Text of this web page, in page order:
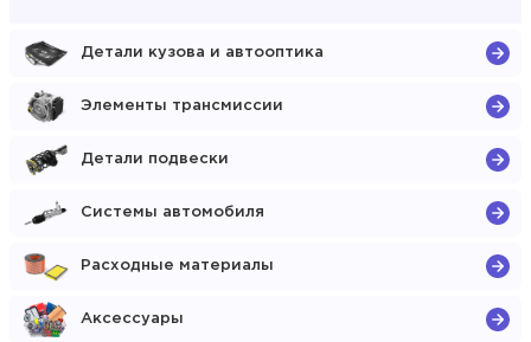
Детали кузова и автооптика
Элементы трансмиссии
Детали подвески
Системы автомобиля
Расходные материалы
Аксессуары